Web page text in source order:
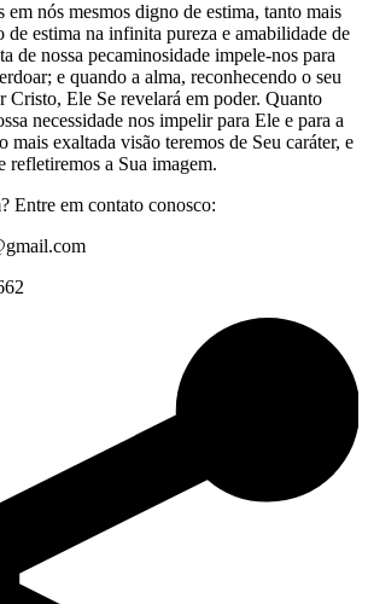
nós mesmos digno de estima, tanto mais
de estima na infinita pureza e amabilidade de
de nossa pecaminosidade impele-nos para
e quando a alma, reconhecendo o seu
Cristo, Ele Se revelará em poder. Quanto
necessidade nos impelir para Ele e para a
mais exaltada visão teremos de Seu caráter, e
refletiremos a Sua imagem.
Entre em contato conosco: